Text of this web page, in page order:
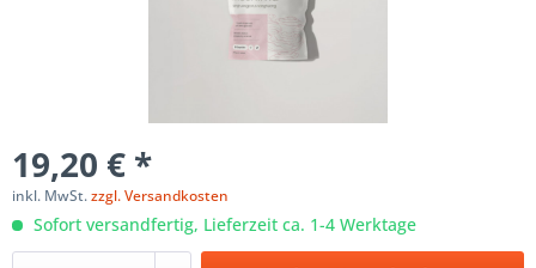
19,20 € *
inkl. MwSt.zzgl. Versandkosten
Sofort versandfertig, Lieferzeit ca. 1-4 Werktage